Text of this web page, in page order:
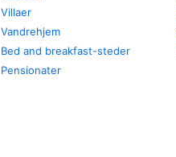
Villaer
Vandrehjem
Bed and breakfast-steder
Pensionater